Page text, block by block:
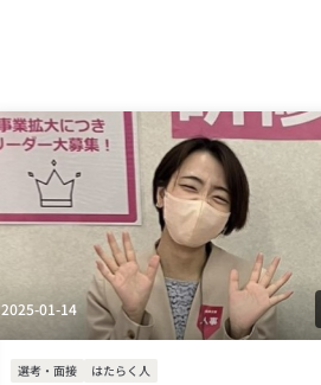
2025-01-14
選考・面接 はたらく人